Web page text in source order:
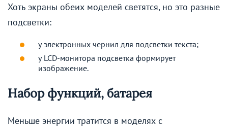
Хоть экраны обеих моделей светятся, но это разные
подсветки:
у электронных чернил для подсветки текста;
у LCD-монитора подсветка формирует
изображение.
Набор функций, батарея
Меньше энергии тратится в моделях с